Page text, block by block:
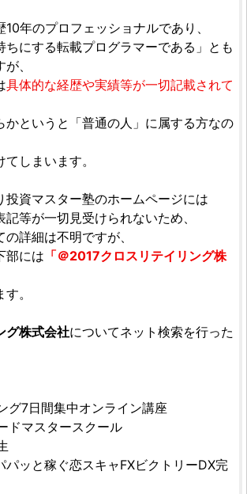
10年のプロフェッショナルであり、
ちにする転載プログラマーである」とも
、
具体的な経歴や実績等が一切記載されて
かというと「普通の人」に属する方なの
しまいます。
投資マスター塾のホームページには
等が一切見受けられないため、
詳細は不明ですが、
部には 「＠2017クロスリテイリング株
。
グ株式会社についてネット検索を行った
グ7日間集中オンライン講座
ドマスタースクール
パッと稼ぐ恋スキャFXビクトリーDX完